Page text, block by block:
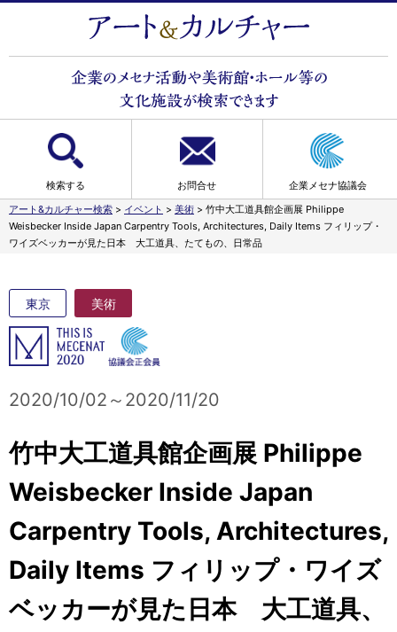
検索する お問合せ
企業メセナ協議会
アート&カルチャー検索 > イベント > 美術 > 竹中大工道具館企画展 Philippe
Weisbecker Inside Japan Carpentry Tools, Architectures, Daily Items フィリップ・
ワイズベッカーが見た日本 大工道具、たてもの、日常品
東京 美術
2020/10/02～2020/11/20
竹中大工道具館企画展 Philippe
Weisbecker Inside Japan
Carpentry Tools, Architectures,
Daily Items フィリップ・ワイズ
ベッカーが見た日本 大工道具、